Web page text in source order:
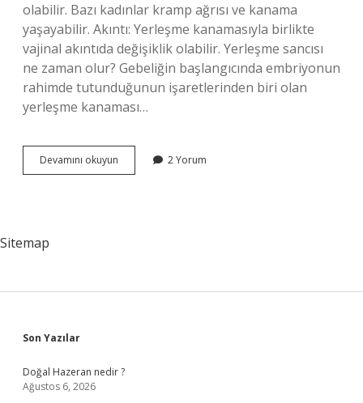
olabilir. Bazı kadınlar kramp ağrısı ve kanama
yaşayabilir. Akıntı: Yerleşme kanamasıyla birlikte
vajinal akıntıda değişiklik olabilir. Yerleşme sancısı
ne zaman olur? Gebeliğin başlangıcında embriyonun
rahimde tutunduğunun işaretlerinden biri olan
yerleşme kanaması…
Devamını okuyun Yerleşme
Ağrısı
2 Yorum
Sitemap
Sidebar
Son Yazılar
Doğal Hazeran nedir ?
Ağustos 6, 2026